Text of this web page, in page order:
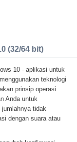
(32/64 bit)
10 - aplikasi untuk
teknologi
prinsip operasi
Anda untuk
jumlahnya tidak
dengan suara atau